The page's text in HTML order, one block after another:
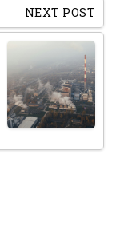
NEXT POST